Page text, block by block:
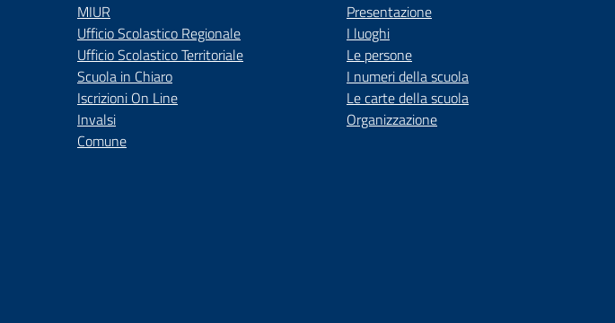
MIUR
Ufficio Scolastico Regionale
Ufficio Scolastico Territoriale
Scuola in Chiaro
Iscrizioni On Line
Invalsi
Comune
Presentazione
I luoghi
Le persone
I numeri della scuola
Le carte della scuola
Organizzazione